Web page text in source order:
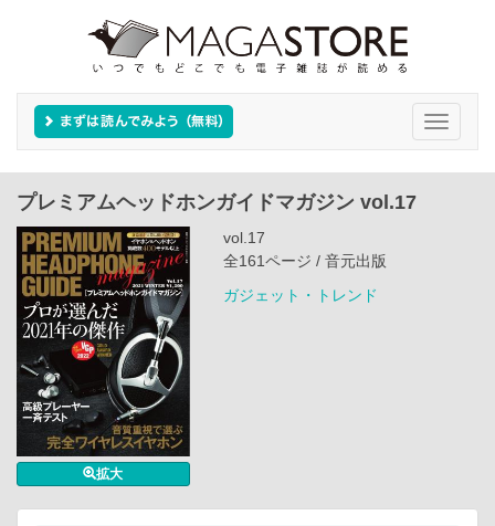
Toggle
プレミアムヘッドホンガイドマガジン vol.17
拡大
vol.17
全161ページ / 音元出版
ガジェット・トレンド